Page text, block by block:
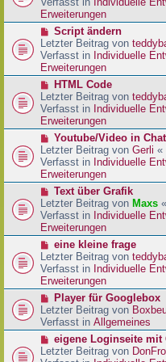
g
i
t
a
g
e
r
B
e
i
t
a
g
Erweiterungen
N
e
u
e
r
B
e
i
t
a
g
Script ändern
Letzter Beitrag von
Verfasst in Individuelle
Erweiterungen
N
e
u
e
r
B
e
i
t
a
g
HTML Code
Letzter Beitrag von
Verfasst in Individuelle
Erweiterungen
N
e
u
e
r
B
e
i
t
a
g
Youtube/Video in
Letzter Beitrag von Gerli «
Verfasst in Individuelle
Erweiterungen
N
e
u
e
r
B
e
i
t
a
g
Text über Grafik
Letzter Beitrag von Maxs «
Verfasst in Individuelle
Erweiterungen
N
e
u
e
r
B
e
i
r
eine kleine frage
Letzter Beitrag von
Verfasst in Individuelle
Erweiterungen
N
e
u
e
r
B
Player für Googlebox
Letzter Beitrag von
Verfasst in Allgemeines
N
e
eigene Loginseite mit
Letzter Beitrag von